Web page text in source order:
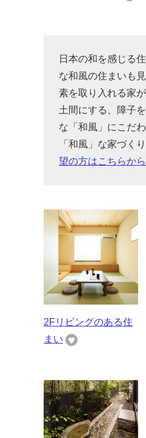
日本の和を感じる
な和風の住まいも
素を取り入れる家
土間にする、障子
な「和風」にこだ
「和風」な家づく
望の方はこちらから
2Fリビングのある住
まい